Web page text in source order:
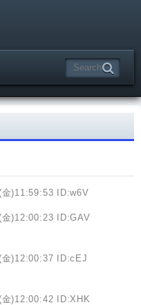
)11:59:53 ID:w6V
)12:00:23 ID:GAV
)12:00:37 ID:cEJ
)12:00:42 ID:XHK